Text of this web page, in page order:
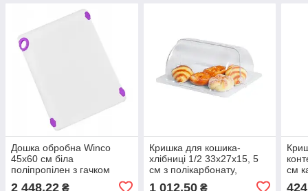
Дошка обробна Winco
45х60 см біла
поліпропілен з гачком
2 448,22 ₴
Кришка для кошика-
хлібниці 1/2 33х27х15, 5
см з полікарбонату,
1 012,50₴
см